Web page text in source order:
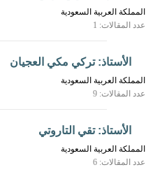
المملكة العربية السعودية
عدد المقالات: 1
الأستاذ: تركي مكي العجيان
المملكة العربية السعودية
عدد المقالات: 9
الأستاذ: تقي التاروتي
المملكة العربية السعودية
عدد المقالات: 6